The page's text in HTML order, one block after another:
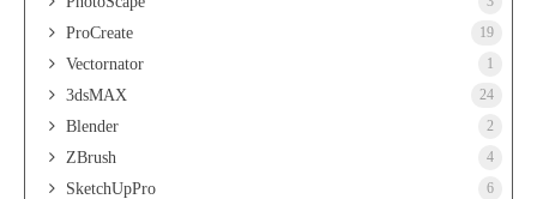
ProCreate 19
Vectornator 1
3dsMAX 24
Blender 2
ZBrush 4
SketchUpPro 6